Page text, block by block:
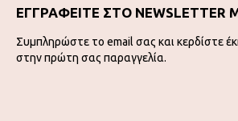
ΕΓΓΡΑΦΕΙΤΕ ΣΤΟ NEWSLETTER
Συμπληρώστε το email σας και κερδίστε
στην πρώτη σας παραγγελία.